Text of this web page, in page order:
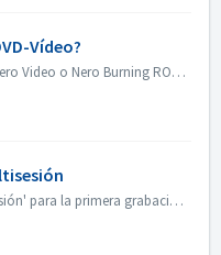
Vídeo?
1. Si graba un DVD de vídeo con Nero Video o Nero Burning ROM, el disco se finalizará automáticamente y se podrá reproducir en la mayoría de los reproductor...
1. Seleccione 'Iniciar disco multisesión' para la primera grabación. 2. Vuelva a insertar el disco grabado. Seleccione 'Continuar disco multi...